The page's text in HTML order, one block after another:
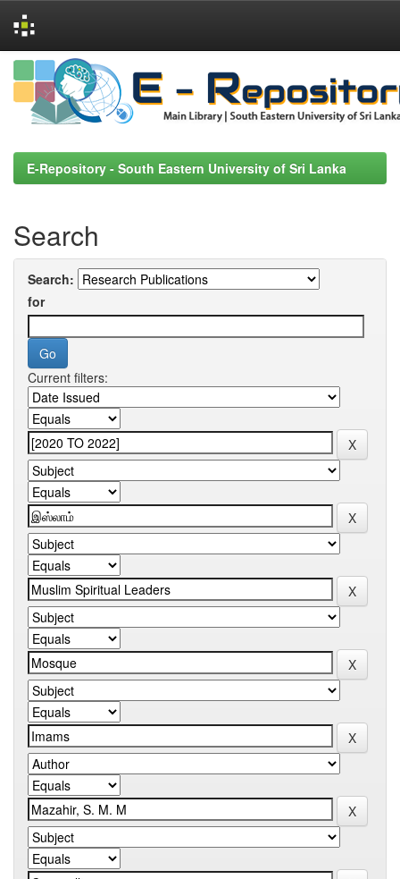
Skip
navigation
E-Repository - South Eastern University of Sri Lanka
Search
Search:
for
Current filters: